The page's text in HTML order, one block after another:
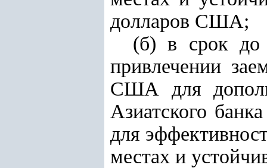
долларов США;
(б) в срок до
привлечении
США для
Азиатского
для
местах и